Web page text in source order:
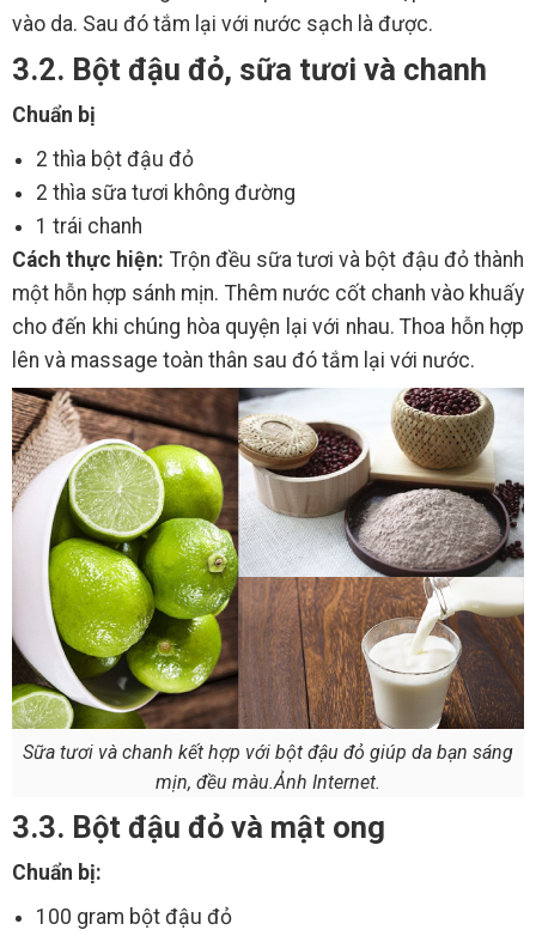
vào da. Sau đó tắm lại với nước sạch là được.
3.2. Bột đậu đỏ, sữa tươi và chanh
Chuẩn bị
2 thìa bột đậu đỏ
2 thìa sữa tươi không đường
1 trái chanh
Cách thực hiện: Trộn đều sữa tươi và bột đậu đỏ thành
một hỗn hợp sánh mịn. Thêm nước cốt chanh vào khuấy
cho đến khi chúng hòa quyện lại với nhau. Thoa hỗn hợp
lên và massage toàn thân sau đó tắm lại với nước.
Sữa tươi và chanh kết hợp với bột đậu đỏ giúp da bạn sáng
mịn, đều màu.Ảnh Internet.
3.3. Bột đậu đỏ và mật ong
Chuẩn bị:
100 gram bột đậu đỏ